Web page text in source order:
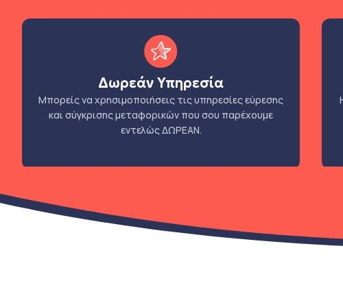
Δωρεάν Υπηρεσία
Μπορείς να χρησιμοποιήσεις τις υπηρεσίες εύρεσης
και σύγκρισης μεταφορικών που σου παρέχουμε
εντελώς ΔΩΡΕΑΝ.